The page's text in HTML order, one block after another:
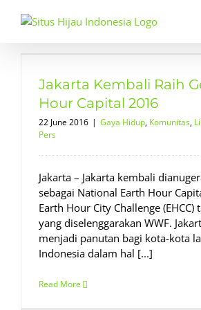
Jakarta Kembali Raih
Hour Capital 2016
22 June 2016 | Gaya Hidup, Komunitas,
Pers
Jakarta – Jakarta kembali
sebagai National Earth Hour
Earth Hour City Challenge (EHCC)
yang diselenggarakan WWF.
menjadi panutan bagi kota-kota
Indonesia dalam hal [...]
Read More